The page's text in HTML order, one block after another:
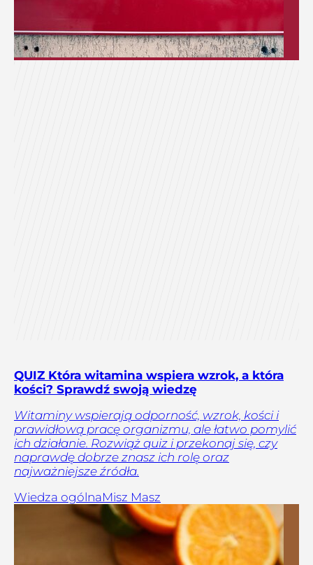
QUIZ Która witamina wspiera wzrok, a która
kości? Sprawdź swoją wiedzę
Witaminy wspierają odporność, wzrok, kości i
prawidłową pracę organizmu, ale łatwo pomylić
ich działanie. Rozwiąż quiz i przekonaj się, czy
naprawdę dobrze znasz ich rolę oraz
najważniejsze źródła.
Wiedza ogólnaMisz Masz